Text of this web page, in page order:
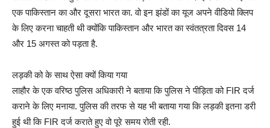
एक पाकिस्तान का और दूसरा भारत का. वो इन झंडों का यूज अपने वीडियो क्लिप
के लिए करना चाहती थी क्योंकि पाकिस्तान और भारत का स्वंतत्रता दिवस 14
और 15 अगस्त को पड़ता है.
लड़की को के साथ ऐसा क्यों किया गया
लाहौर के एक वरिष्ठ पुलिस अधिकारी ने बताया कि पुलिस ने पीड़िता को FIR दर्ज
कराने के लिए मनाया. पुलिस की तरफ से यह भी बताया गया कि लड़की इतना डरी
हुई थी कि FIR दर्ज कराते हुए वो पूरे समय रोती रही.